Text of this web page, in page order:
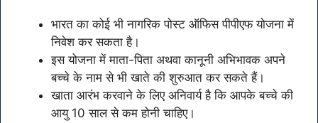
भारत का कोई भी नागरिक पोस्ट ऑफिस पीपीएफ योजना में
निवेश कर सकता है।
इस योजना में माता-पिता अथवा कानूनी अभिभावक अपने
बच्चे के नाम से भी खाते की शुरुआत कर सकते हैं।
खाता आरंभ करवाने के लिए अनिवार्य है कि आपके बच्चे की
आयु 10 साल से कम होनी चाहिए।